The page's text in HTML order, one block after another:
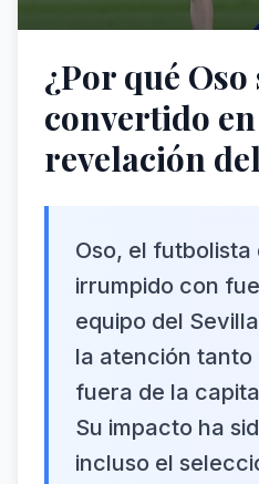
¿Por qué Oso
convertido
revelación
Oso, el futbolista
irrumpido con
equipo del
la atención
fuera de la
Su impacto ha
incluso el